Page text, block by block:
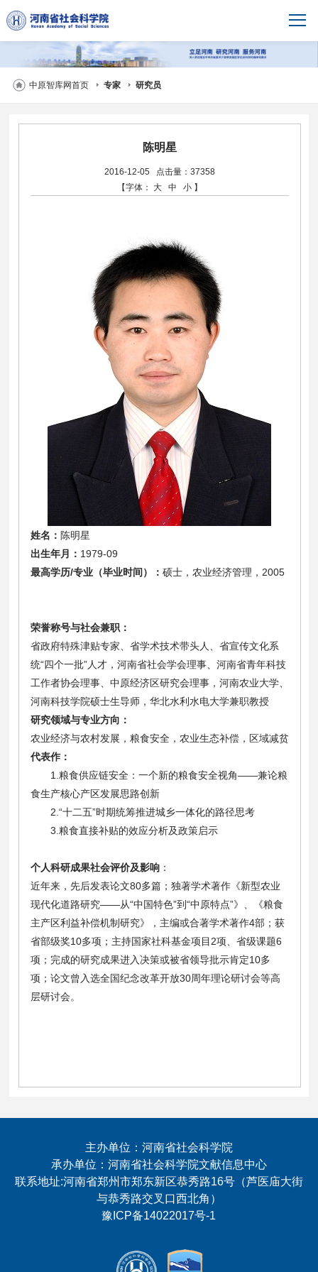
中原智库网首页 专家 研究员
陈明星
2016-12-05
点击量：37358
【字体：
大 中 小 】
姓名： 陈明星
出生年月： 1979-09
最高学历/专业（毕业时间）： 硕士，农业经济管理，2005
荣誉称号与社会兼职：
省政府特殊津贴专家、省学术技术带头人、省宣传文化系
统“四个一批”人才，河南省社会学会理事、河南省青年科技
工作者协会理事、中原经济区研究会理事，河南农业大学、
河南科技学院硕士生导师，华北水利水电大学兼职教授
研究领域与专业方向：
农业经济与农村发展，粮食安全，农业生态补偿，区域减贫
代表作：
1.粮食供应链安全：一个新的粮食安全视角——兼论粮
食生产核心产区发展思路创新
2.“十二五”时期统筹推进城乡一体化的路径思考
3.粮食直接补贴的效应分析及政策启示
个人科研成果社会评价及影响：
近年来，先后发表论文80多篇；独著学术著作《新型农业
现代化道路研究——从“中国特色”到“中原特点”》、《粮食
主产区利益补偿机制研究》，主编或合著学术著作4部；获
省部级奖10多项；主持国家社科基金项目2项、省级课题6
项；完成的研究成果进入决策或被省领导批示肯定10多
项；论文曾入选全国纪念改革开放30周年理论研讨会等高
层研讨会。
主办单位：河南省社会科学院
承办单位：河南省社会科学院文献信息中心
联系地址:河南省郑州市郑东新区恭秀路16号（芦医庙大街
与恭秀路交叉口西北角）
豫ICP备14022017号-1